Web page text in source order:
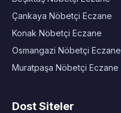
Çankaya Nöbetçi Eczane
Konak Nöbetçi Eczane
Osmangazi Nöbetçi Eczane
Muratpaşa Nöbetçi Eczane
Dost Siteler